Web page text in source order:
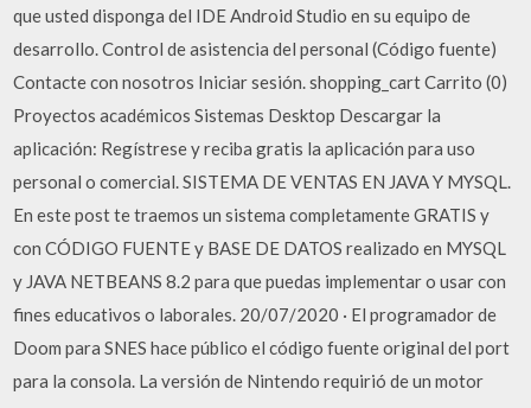
que usted disponga del IDE Android Studio en su equipo de
desarrollo. Control de asistencia del personal (Código fuente)
Contacte con nosotros Iniciar sesión. shopping_cart Carrito (0)
Proyectos académicos Sistemas Desktop Descargar la
aplicación: Regístrese y reciba gratis la aplicación para uso
personal o comercial. SISTEMA DE VENTAS EN JAVA Y MYSQL.
En este post te traemos un sistema completamente GRATIS y
con CÓDIGO FUENTE y BASE DE DATOS realizado en MYSQL
y JAVA NETBEANS 8.2 para que puedas implementar o usar con
fines educativos o laborales. 20/07/2020 · El programador de
Doom para SNES hace público el código fuente original del port
para la consola. La versión de Nintendo requirió de un motor